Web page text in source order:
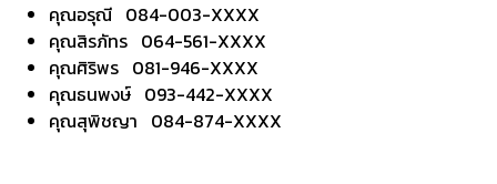
คุณอรุณี 084-003-XXXX
คุณสิรภัทร 064-561-XXXX
คุณศิริพร 081-946-XXXX
คุณธนพงษ์ 093-442-XXXX
คุณสุพิชญา 084-874-XXXX